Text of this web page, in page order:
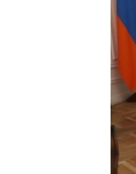
ՁԳՏԵԼՈՎ ԼԱՎԱԳՈՒՅՆԻՆ